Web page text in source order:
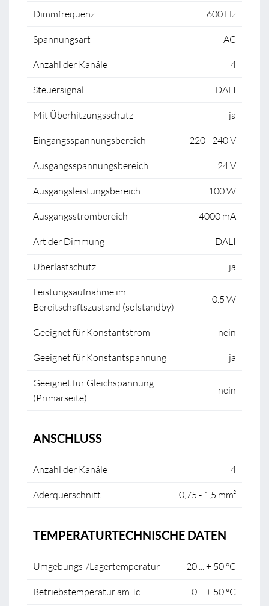
Dimmfrequenz 600 Hz
Spannungsart AC
Anzahl der Kanäle 4
Steuersignal DALI
Mit Überhitzungsschutz ja
Eingangsspannungsbereich 220 - 240 V
Ausgangsspannungsbereich 24 V
Ausgangsleistungsbereich 100 W
Ausgangsstrombereich 4000 mA
Art der Dimmung DALI
Überlastschutz ja
Leistungsaufnahme im
Bereitschaftszustand (solstandby)
0.5 W
Geeignet für Konstantstrom nein
Geeignet für Konstantspannung ja
Geeignet für Gleichspannung
(Primärseite)
nein
ANSCHLUSS
Anzahl der Kanäle 4
Aderquerschnitt 0,75 - 1,5 mm²
TEMPERATURTECHNISCHE DATEN
Umgebungs-/Lagertemperatur - 20 ... + 50 °C
Betriebstemperatur am Tc 0 ... + 50 °C